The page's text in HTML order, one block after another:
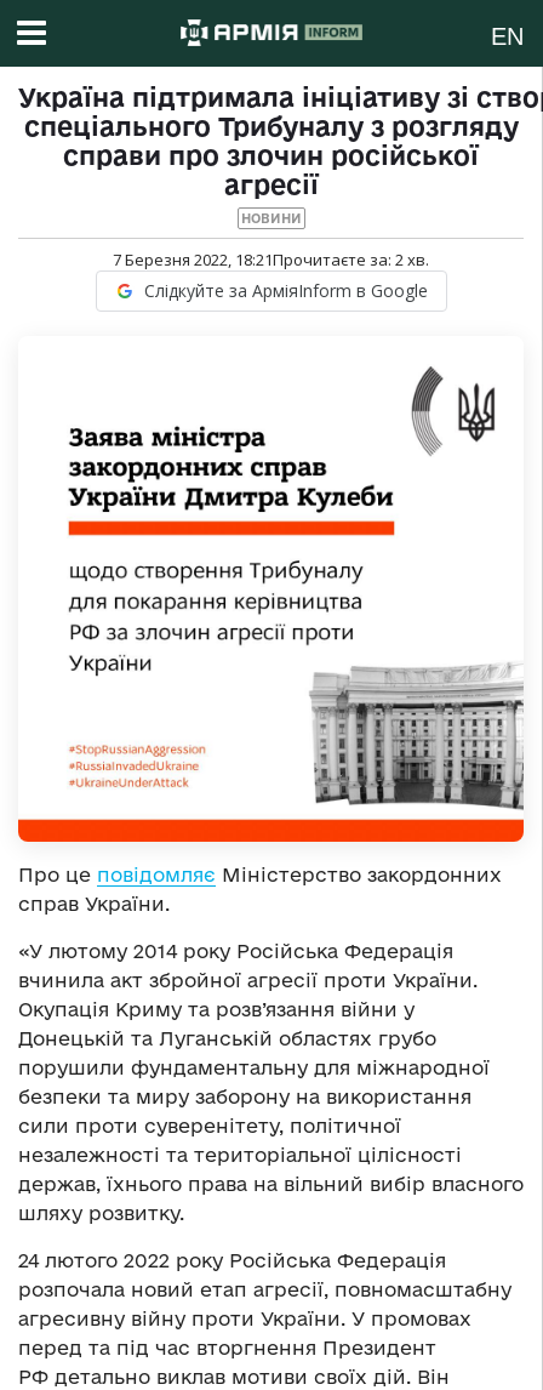
EN
Україна підтримала ініціативу зі
спеціального Трибуналу з розгляду
справи про злочин російської
агресії
НОВИНИ
7 Березня 2022, 18:21Прочитаєте за: 2хв.
Слідкуйте за АрміяInform в Google
Про це повідомляє Міністерство закордонних
справ України.
«У лютому 2014 року Російська Федерація
вчинила акт збройної агресії проти України.
Окупація Криму та розв’язання війни у
Донецькій та Луганській областях грубо
порушили фундаментальну для міжнародної
безпеки та миру заборону на використання
сили проти суверенітету, політичної
незалежності та територіальної цілісності
держав, їхнього права на вільний вибір власного
шляху розвитку.
24 лютого 2022 року Російська Федерація
розпочала новий етап агресії, повномасштабну
агресивну війну проти України. У промовах
перед та під час вторгнення Президент
РФ детально виклав мотиви своїх дій. Він